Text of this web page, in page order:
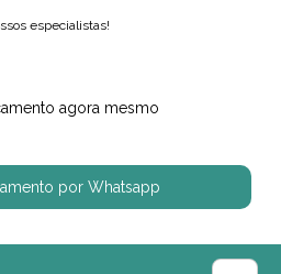
especialistas!
agora mesmo
por Whatsapp